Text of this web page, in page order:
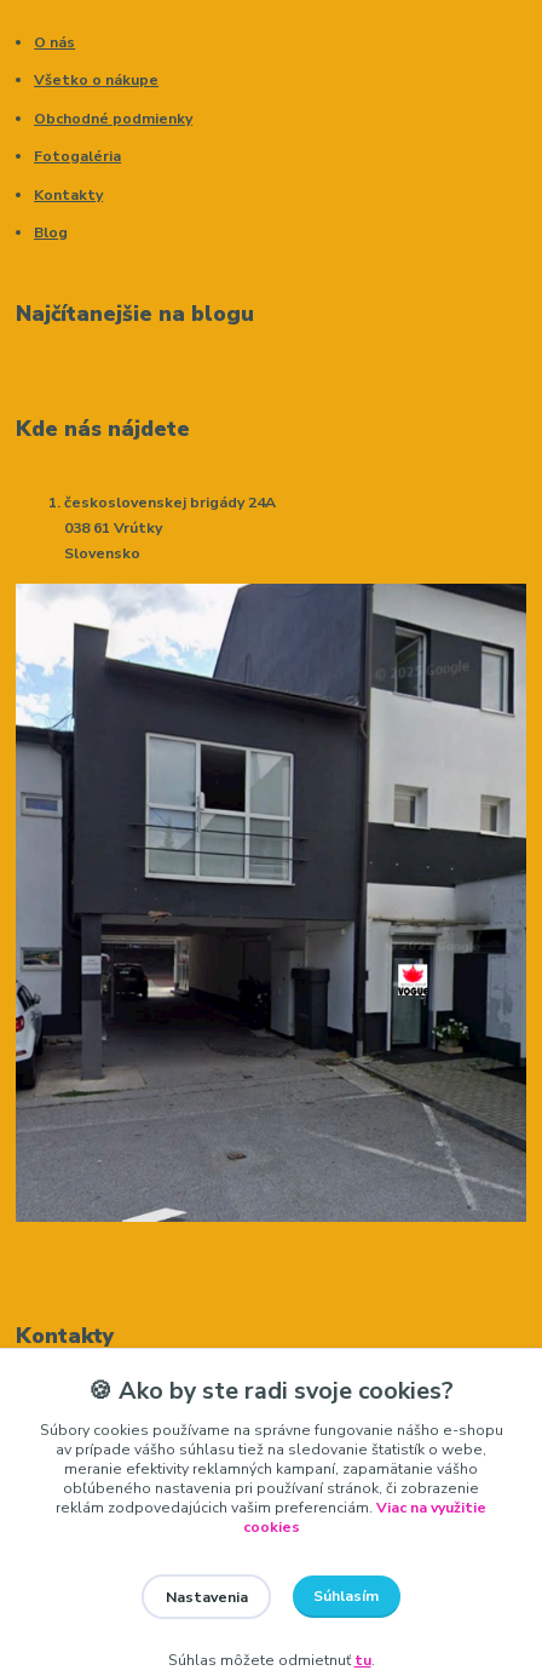
O nás
Všetko o nákupe
Obchodné podmienky
Fotogaléria
Kontakty
Blog
Najčítanejšie na blogu
Kde nás nájdete
československej brigády 24A
038 61 Vrútky
Slovensko
Kontakty
+421948050205
(Po-Pia, 8-16 hod.)
zariadeniedosalonu@gmail.com
Vytvorené na
Eshop-rychlo.sk
🍪 Ako by ste radi svoje cookies?
Súbory cookies používame na správne fungovanie nášho e-shopu
av prípade vášho súhlasu tiež na sledovanie štatistík o webe,
meranie efektivity reklamných kampaní, zapamätanie vášho
obľúbeného nastavenia pri používaní stránok, či zobrazenie
reklám zodpovedajúcich vašim preferenciám. Viac na využitie
cookies
Nastavenia Súhlasím
Súhlas môžete odmietnuťtu.